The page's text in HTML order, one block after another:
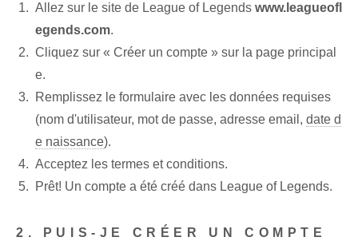
Allez sur le site de League of Legends www.leagueofl
egends.com.
Cliquez sur « Créer un compte » sur la page principal
e.
Remplissez le formulaire avec les données requises
(nom d'utilisateur, mot de passe, adresse email, date d
e naissance).
Acceptez les termes et conditions.
Prêt! Un compte a été créé dans League of Legends.
2. PUIS-JE CRÉER UN COMPTE